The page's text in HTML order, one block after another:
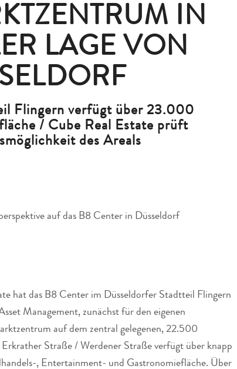
IN
LAGE VON
Flingern verfügt über 23.000
/ Cube Real Estate prüft
des Areals
hat das B8 Center im Düsseldorfer Stadtteil Flingern
Management, zunächst für den eigenen
auf dem zentral gelegenen, 22.500
Straße / Werdener Straße verfügt über knapp
, Entertainment- und Gastronomiefläche. Über